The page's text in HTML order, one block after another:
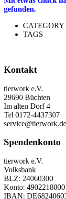
gefunden.
CATEGORY
TAGS
Kontakt
tierwork e.V.
29690 Büchten
Im alten Dorf 4
Tel 0172-4437307
service@tierwork.de
Spendenkonto
tierwork e.V.
Volksbank
BLZ: 24060300
Konto: 4902218000
IBAN: